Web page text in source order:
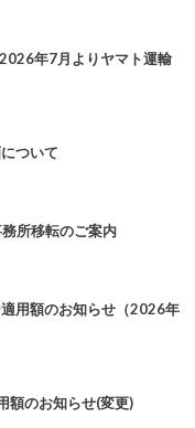
年7月よりヤマト運輸
ついて
所移転のご案内
用額のお知らせ（2026年
のお知らせ(変更)